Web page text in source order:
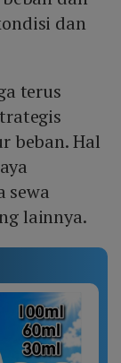
dan
terus
beban. Hal
sewa
lainnya.